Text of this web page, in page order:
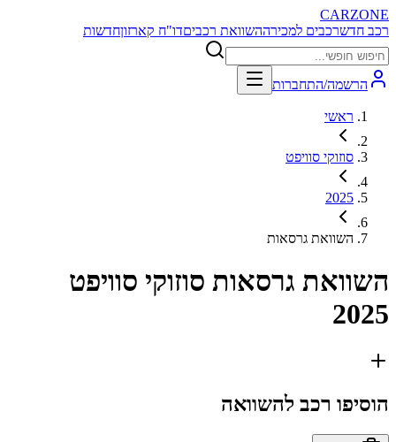
CARZONE
רכב חדשרכבים למכירההשוואת רכביםדו"ח קארזוןחדשות
הרשמה/התחברות
ראשי
סוזוקי סוויפט
2025
השוואת גרסאות
השוואת גרסאות סוזוקי סוויפט
2025
הוסיפו רכב להשוואה